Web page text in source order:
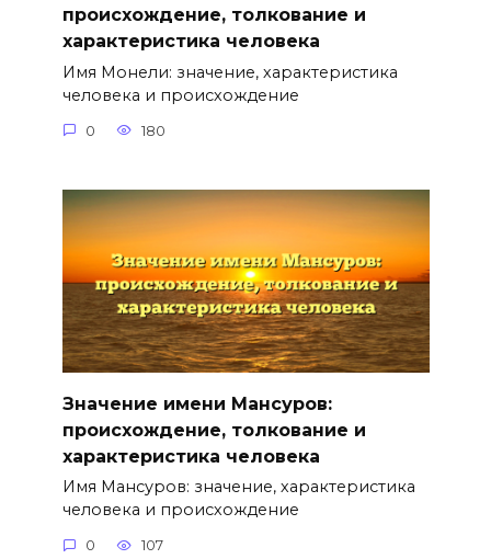
происхождение, толкование и
характеристика человека
Имя Монели: значение, характеристика
человека и происхождение
0 180
Значение имени Мансуров:
происхождение, толкование и
характеристика человека
Имя Мансуров: значение, характеристика
человека и происхождение
0 107